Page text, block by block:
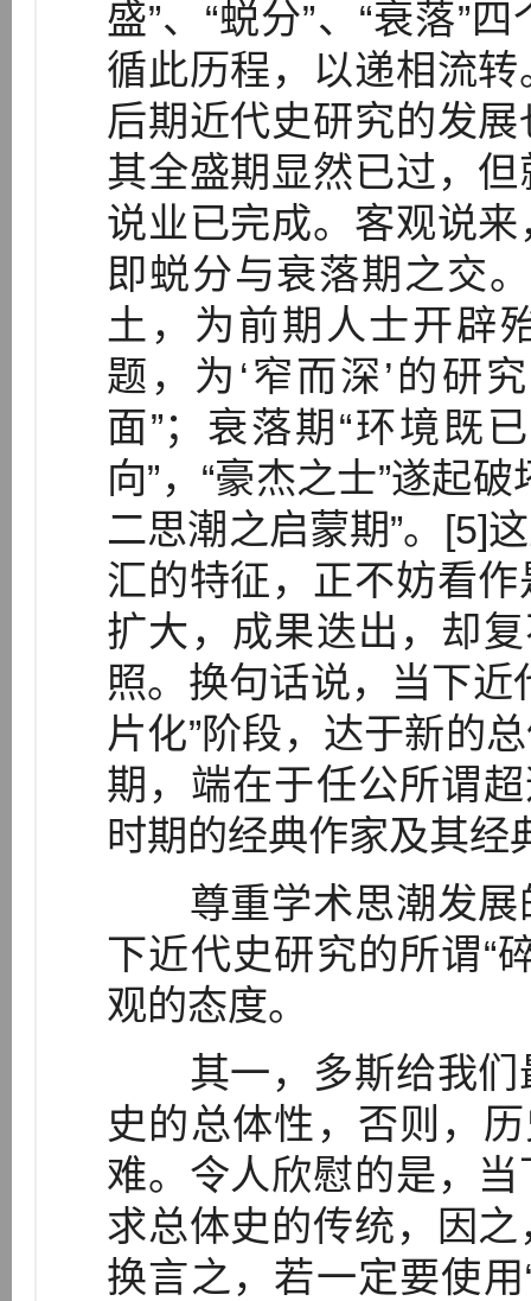
盛”、“蜕分”、“衰落”
循此历程，以递相流
后期近代史研究的发
其全盛期显然已过，
说业已完成。客观说
即蜕分与衰落期之交
土，为前期人士开辟
题，为‘窄而深’的研
面”；衰落期“环境既
向”，“豪杰之士”遂起
二思潮之启蒙期”。[5]
汇的特征，正不妨看
扩大，成果迭出，却
照。换句话说，当下近
片化”阶段，达于新的
期，端在于任公所谓
时期的经典作家及其经
尊重学术思潮发展
下近代史研究的所谓“
观的态度。
其一，多斯给我们
史的总体性，否则，
难。令人欣慰的是，
求总体史的传统，因
换言之，若一定要使